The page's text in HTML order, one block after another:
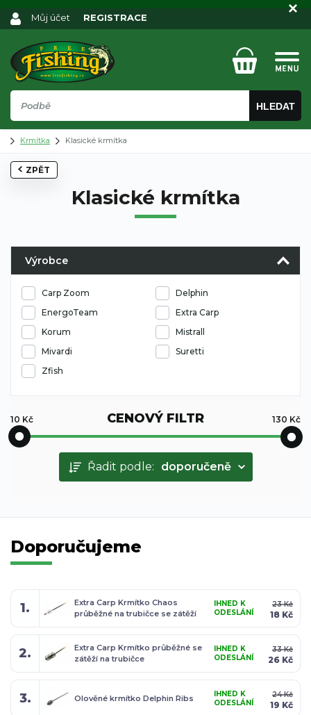
HLEDAT
Můj účet REGISTRACE
Krmítka Klasické krmítka
ZPĚT
Klasické krmítka
Výrobce
Carp Zoom
Delphin
EnergoTeam
Extra Carp
Korum
Mistrall
Mivardi
Suretti
Zfish
CENOVÝ FILTR
10 Kč 130 Kč
Řadit podle: doporučeně
Doporučujeme
1.
Extra Carp Krmítko Chaos
průběžné na trubičce se zátěží
IHNED K
ODESLÁNÍ
23 Kč
18 Kč
2.
Extra Carp Krmítko průběžné se
zátěží na trubičce
IHNED K
ODESLÁNÍ
33 Kč
26 Kč
3. Olověné krmítko Delphin Ribs
IHNED K
ODESLÁNÍ
24 Kč
19 Kč